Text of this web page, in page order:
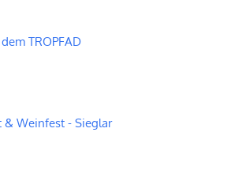
TROPFAD
Weinfest - Sieglar